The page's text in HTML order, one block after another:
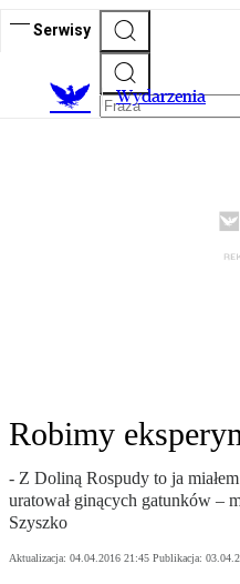
Serwisy
Wydarzenia
Robimy
- Z Doliną Rospudy to ja
uratował ginących gatunków –
Szyszko
Aktualizacja: 04.04.2016 21:45 Publikacja: